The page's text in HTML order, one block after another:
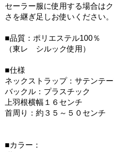
セーラー服に使用する場合は
さを継ぎ足しお使いください。
■品質：ポリエステル100％
（東レ シルック使用）
■仕様
ネックストラップ：サテンテ
バックル：プラスチック
上羽根横幅１６センチ
首周り：約３５～５０センチ
■カラー：